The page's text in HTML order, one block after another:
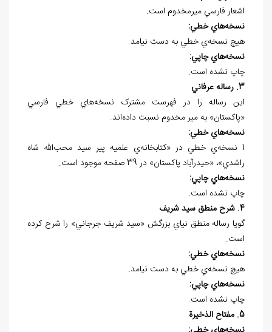
اشعار فارسي ميرمخدوم است.
نسخههاي خطي:
هيچ نسخهي خطي به دست نيامد.
نسخههاي چاپي:
چاپ نشده است.
3. رساله عرفاني
اين رساله را در فهرست مشترک نسخه‌هاي خطي فارسي
«پاکستان» به مير مخدوم نسبت داده‌اند.
نسخههاي خطي:
1 نسخه‌ي خطي در «کتابخانه‌ي علميه پير سيد محب‌الله شاه
راشدي»، «حيدرآباد پاکستان» در 39 صفحه موجود است.
نسخههاي چاپي:
چاپ نشده است.
4. شرح منطق سيد شريف
گويا رساله منطق نياي بزرگش «سيد شريف جرجاني» را شرح کرده
است.
نسخههاي خطي:
هيچ نسخهي خطي به دست نيامد.
نسخههاي چاپي:
چاپ نشده است.
5. مفتاح الذخيرة